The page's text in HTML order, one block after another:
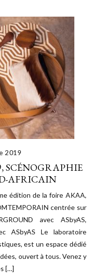
2019
SCÉNOGRAPHIE
AFRICAIN
édition de la foire AKAA,
centrée sur
avec ASbyAS,
ASbyAS Le laboratoire
est un espace dédié
ouvert à tous. Venez y
[…]